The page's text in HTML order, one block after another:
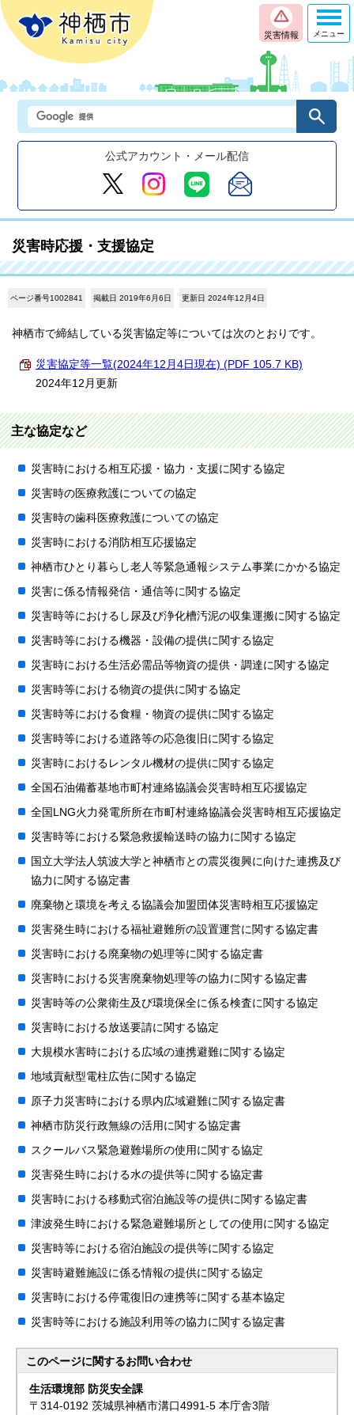
災害情報
公式アカウント・メール配信
メニュー
災害時応援・支援協定
ページ番号1002841 掲載日 2019年6月6日 更新日 2024年12月4日
神栖市で締結している災害協定等については次のとおりです。
災害協定等一覧(2024年12月4日現在) (PDF 105.7 KB)
2024年12月更新
主な協定など
災害時における相互応援・協力・支援に関する協定
災害時の医療救護についての協定
災害時の歯科医療救護についての協定
災害時における消防相互応援協定
神栖市ひとり暮らし老人等緊急通報システム事業にかかる協定
災害に係る情報発信・通信等に関する協定
災害時等におけるし尿及び浄化槽汚泥の収集運搬に関する協定
災害時等における機器・設備の提供に関する協定
災害時における生活必需品等物資の提供・調達に関する協定
災害時等における物資の提供に関する協定
災害時等における食糧・物資の提供に関する協定
災害時等における道路等の応急復旧に関する協定
災害時におけるレンタル機材の提供に関する協定
全国石油備蓄基地市町村連絡協議会災害時相互応援協定
全国LNG火力発電所所在市町村連絡協議会災害時相互応援協定
災害時等における緊急救援輸送時の協力に関する協定
国立大学法人筑波大学と神栖市との震災復興に向けた連携及び
協力に関する協定書
廃棄物と環境を考える協議会加盟団体災害時相互応援協定
災害発生時における福祉避難所の設置運営に関する協定書
災害時における廃棄物の処理等に関する協定書
災害時における災害廃棄物処理等の協力に関する協定書
災害時等の公衆衛生及び環境保全に係る検査に関する協定
災害時における放送要請に関する協定
大規模水害時における広域の連携避難に関する協定
地域貢献型電柱広告に関する協定
原子力災害時における県内広域避難に関する協定書
神栖市防災行政無線の活用に関する協定書
スクールバス緊急避難場所の使用に関する協定
災害発生時における水の提供等に関する協定書
災害時における移動式宿泊施設等の提供に関する協定書
津波発生時における緊急避難場所としての使用に関する協定
災害時等における宿泊施設の提供等に関する協定
災害時避難施設に係る情報の提供に関する協定
災害時における停電復旧の連携等に関する基本協定
災害時等における施設利用等の協力に関する協定書
このページに関するお問い合わせ
生活環境部 防災安全課
〒314-0192 茨城県神栖市溝口4991-5 本庁舎3階